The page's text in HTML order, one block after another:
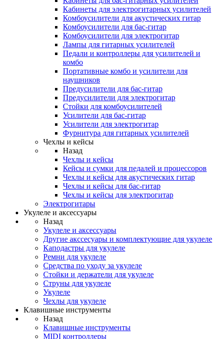
Кабинеты для электрогитарных усилителей
Комбоусилители для акустических гитар
Комбоусилители для бас-гитар
Комбоусилители для электрогитар
Лампы для гитарных усилителей
Педали и контроллеры для усилителей и
комбо
Портативные комбо и усилители для
наушников
Предусилители для бас-гитар
Предусилители для электрогитар
Стойки для комбоусилителей
Усилители для бас-гитар
Усилители для электрогитар
Фурнитура для гитарных усилителей
Чехлы и кейсы
Назад
Чехлы и кейсы
Кейсы и сумки для педалей и процессоров
Чехлы и кейсы для акустических гитар
Чехлы и кейсы для бас-гитар
Чехлы и кейсы для электрогитар
Электрогитары
Укулеле и аксессуары
Назад
Укулеле и аксессуары
Другие акссесуары и комплектующие для укулеле
Каподастры для укулеле
Ремни для укулеле
Средства по уходу за укулеле
Стойки и держатели для укулеле
Струны для укулеле
Укулеле
Чехлы для укулеле
Клавишные инструменты
Назад
Клавишные инструменты
MIDI контроллеры